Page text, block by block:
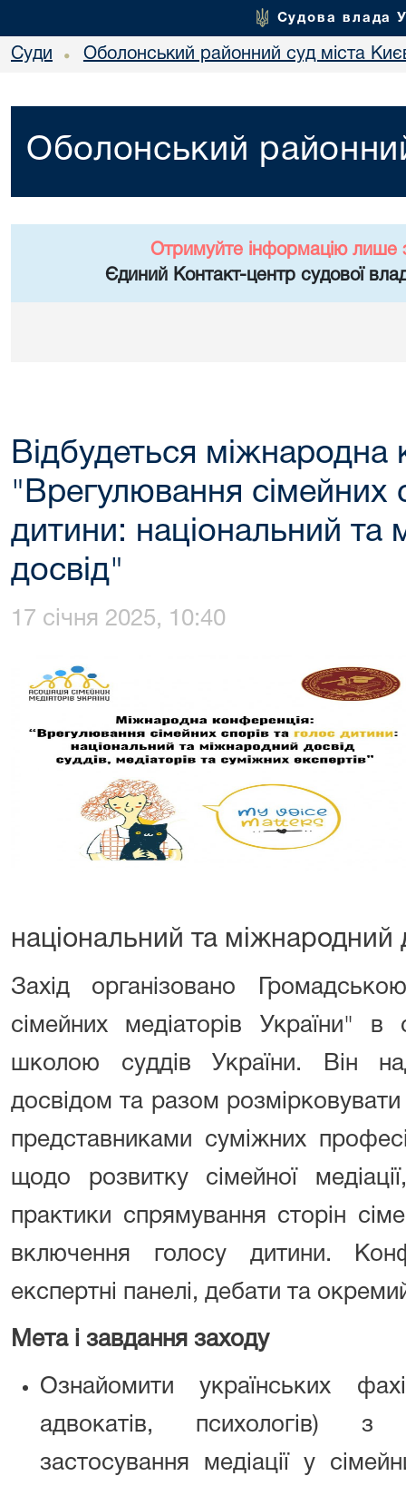
Судова влада
Суди • Оболонський районний суд міста
Оболонський
Отримуйте інформацію лише
Єдиний Контакт-центр судової
Відбудеться міжнародна
"Врегулювання сімейних
дитини: національний та
досвід"
17 січня 2025, 10:40
національний та міжнародний
Захід організовано
сімейних медіаторів України" в
школою суддів України. Він
досвідом та разом
представниками суміжних
щодо розвитку сімейної
практики спрямування сторін
включення голосу дитини.
експертні панелі, дебати та
Мета і завдання заходу
Ознайомити українських
адвокатів, психологів) з
застосування медіації у